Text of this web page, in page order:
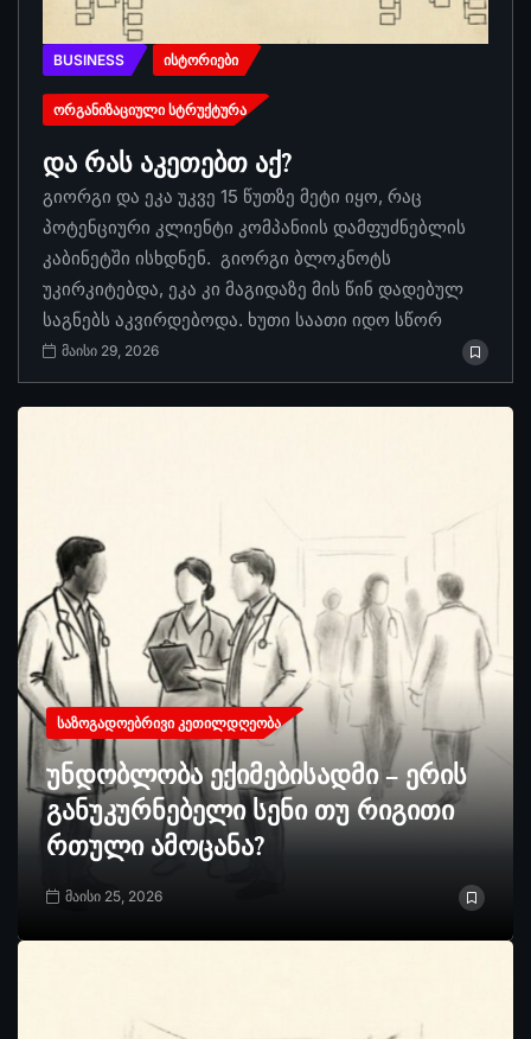
BUSINESS ᲘᲡᲢᲝᲠᲘᲔᲑᲘ
ᲝᲠᲒᲐᲜᲘᲖᲐᲪᲘᲣᲚᲘ ᲡᲢᲠᲣᲥᲢᲣᲠᲐ
და რას აკეთებთ აქ?
გიორგი და ეკა უკვე 15 წუთზე მეტი იყო, რაც
პოტენციური კლიენტი კომპანიის დამფუძნებლის
კაბინეტში ისხდნენ. გიორგი ბლოკნოტს
უკირკიტებდა, ეკა კი მაგიდაზე მის წინ დადებულ
საგნებს აკვირდებოდა. ხუთი საათი იდო სწორ
მაისი 29, 2026
ᲡᲐᲖᲝᲒᲐᲓᲝᲔᲑᲠᲘᲕᲘ ᲙᲔᲗᲘᲚᲓᲦᲔᲝᲑᲐ
უნდობლობა ექიმებისადმი – ერის
განუკურნებელი სენი თუ რიგითი
რთული ამოცანა?
მაისი 25, 2026